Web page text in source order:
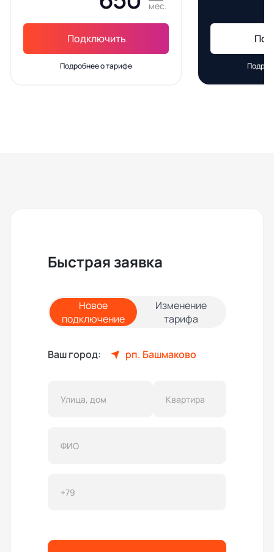
мес.
Подключить
Подробнее о тарифе
Быстрая заявка
Новое
подключение
Изменение
тарифа
Ваш город: рп. Башмаково